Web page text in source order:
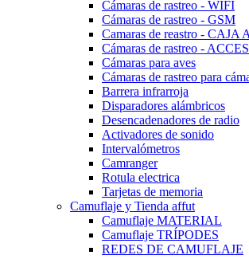
Cámaras de rastreo - WIFI
Cámaras de rastreo - GSM
Camaras de reastro - CAJA
Cámaras de rastreo -
Cámaras para aves
Cámaras de rastreo para
Barrera infrarroja
Disparadores alámbricos
Desencadenadores de radio
Activadores de sonido
Intervalómetros
Camranger
Rotula electrica
Tarjetas de memoria
Camuflaje y Tienda affut
Camuflaje MATERIAL
Camuflaje TRÍPODES
REDES DE CAMUFLAJE